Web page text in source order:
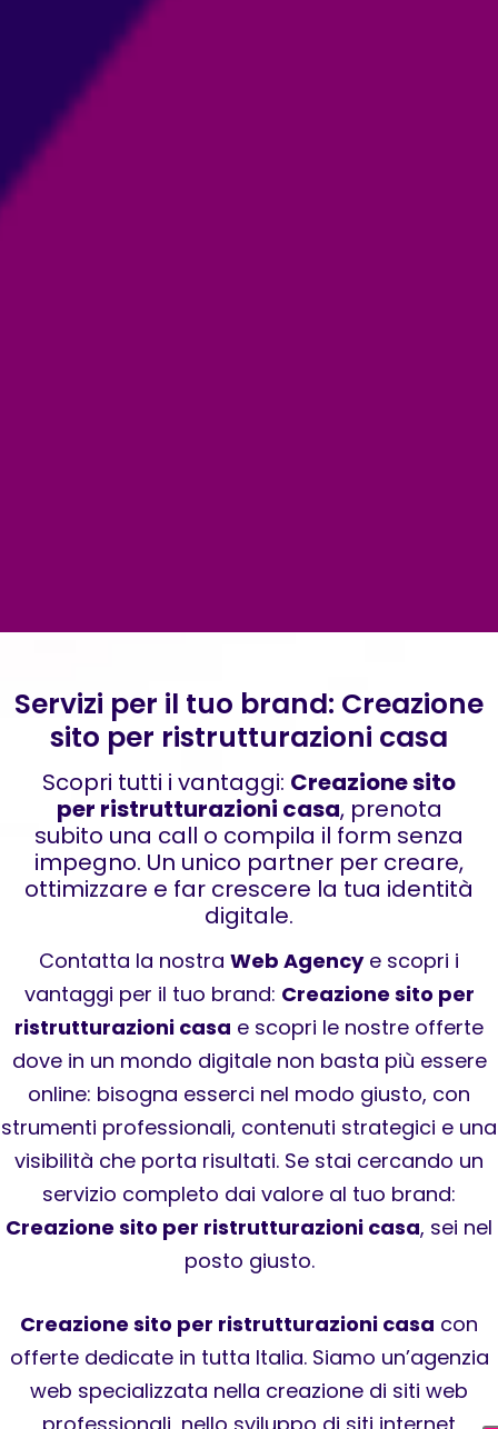
Servizi per il tuo brand: Creazione
sito per ristrutturazioni casa
Scopri tutti i vantaggi: Creazione sito
per ristrutturazioni casa, prenota
subito una call o compila il form senza
impegno. Un unico partner per creare,
ottimizzare e far crescere la tua identità
digitale.
Contatta la nostra Web Agencye scopri i
vantaggi per il tuo brand: Creazione sito per
ristrutturazioni casa e scopri le nostre offerte
dove in un mondo digitale non basta più essere
online: bisogna esserci nel modo giusto, con
strumenti professionali, contenuti strategici e una
visibilità che porta risultati. Se stai cercando un
servizio completo dai valore al tuo brand:
Creazione sito per ristrutturazioni casa, sei nel
posto giusto.
Creazione sito per ristrutturazioni casa con
offerte dedicate in tutta Italia. Siamo un’agenzia
web specializzata nella creazione di siti web